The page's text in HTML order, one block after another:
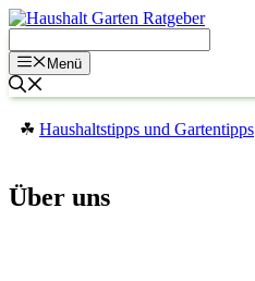
Zum
springenMenü
☘ Haushaltstipps und Gartentipps
Über uns